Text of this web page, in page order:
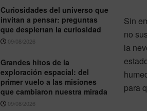
Curiosidades del universo que
invitan a pensar: preguntas
que despiertan la curiosidad
09/08/2026
Grandes hitos de la
exploración espacial: del
primer vuelo a las misiones
que cambiaron nuestra mirada
09/08/2026
Sin
no
la
para